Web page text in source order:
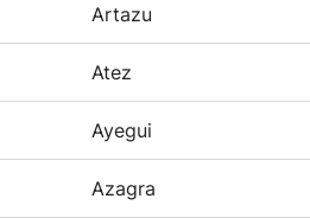
Artazu
Atez
Ayegui
Azagra